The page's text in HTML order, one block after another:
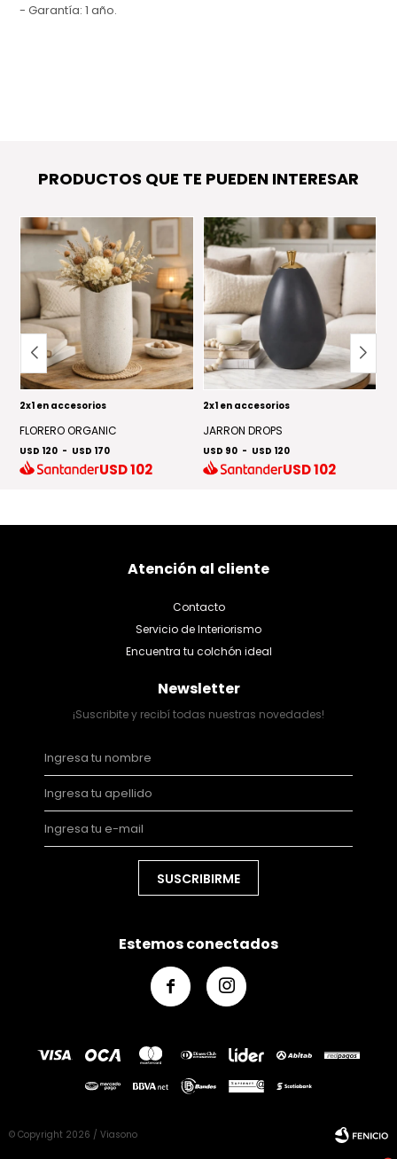
- Garantía: 1 año.
PRODUCTOS QUE TE PUEDEN INTERESAR
2x1 en accesorios
FLORERO ORGANIC
USD 120 - USD 170
USD102
2x1 en accesorios
JARRON DROPS
USD 90 - USD 120
USD102
Atención al cliente
Contacto
Servicio de Interiorismo
Encuentra tu colchón ideal
Newsletter
¡Suscribite y recibí todas nuestras novedades!
SUSCRIBIRME
Estemos conectados
 
© Copyright 2026 / Viasono